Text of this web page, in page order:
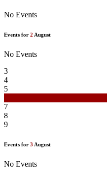
No Events
Events for 2 August
No Events
3
4
5
7
8
9
Events for 3 August
No Events